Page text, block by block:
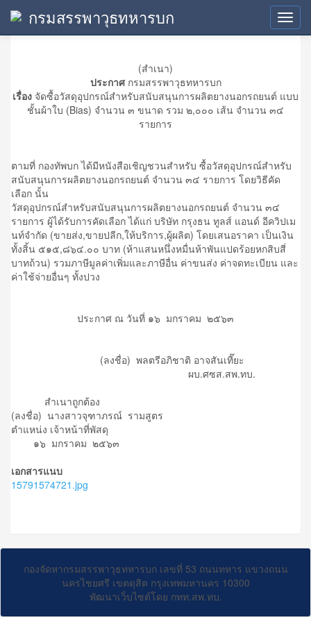
กรมสรรพาวุธทหารบก
ประกาศผู้ชนะการเสนอราคา
(สำเนา)
ประกาศกรมสรรพาวุธทหารบก
เรื่อง จัดซื้อวัสดุอุปกรณ์สำหรับสนับสนุนการผลิตยางนอกรถยนต์ แบบ
ชั้นผ้าใบ (Bias) จำนวน ๓ ขนาด รวม ๒,๐๐๐ เส้น จำนวน ๓๔
รายการ
ตามที่ กองทัพบก ได้มีหนังสือเชิญชวนสำหรับ ซื้อวัสดุอุปกรณ์สำหรับ
สนับสนุนการผลิตยางนอกรถยนต์ จำนวน ๓๔ รายการ โดยวิธีคัด
เลือก นั้น
วัสดุอุปกรณ์สำหรับสนับสนุนการผลิตยางนอกรถยนต์ จำนวน ๓๔
รายการ ผู้ได้รับการคัดเลือก ได้แก่ บริษัท กรุงธน ทูลส์ แอนด์ อีควิปเม
นท์จำกัด (ขายส่ง,ขายปลีก,ให้บริการ,ผู้ผลิต) โดยเสนอราคา เป็นเงิน
ทั้งสิ้น ๕๑๕,๘๖๔.๐๐ บาท (ห้าแสนหนึ่งหมื่นห้าพันแปดร้อยหกสิบสี่
บาทถ้วน) รวมภาษีมูลค่าเพิ่มและภาษีอื่น ค่าขนส่ง ค่าจดทะเบียน และ
ค่าใช้จ่ายอื่นๆ ทั้งปวง
ประกาศ ณ วันที่ ๑๖ มกราคม ๒๕๖๓
(ลงชื่อ) พลตรีอภิชาติ อาจสันเที๊ยะ
ผบ.ศซส.สพ.ทบ.
สำเนาถูกต้อง
(ลงชื่อ) นางสาวจุฑาภรณ์ รามสูตร
ตำแหน่ง เจ้าหน้าที่พัสดุ
๑๖ มกราคม ๒๕๖๓
เอกสารแนบ
15791574721.jpg
กองจัดหากรมสรรพาวุธทหารบก เลขที่ 53 ถนนทหาร แขวงถนน
นครไชยศรี เขตดุสิต กรุงเทพมหานคร 10300
พัฒนาเว็บไซต์โดย กทท.สพ.ทบ.